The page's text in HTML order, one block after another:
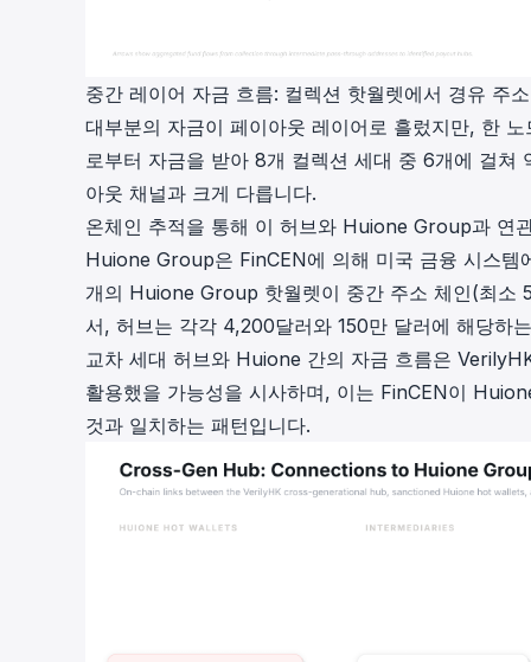
중간 레이어 자금 흐름: 컬렉션 핫월렛에서 경유 주
대부분의 자금이 페이아웃 레이어로 흘렀지만, 한
로부터 자금을 받아 8개 컬렉션 세대 중 6개에 걸
아웃 채널과 크게 다릅니다.
온체인 추적을 통해 이 허브와 Huione Group과 연
Huione Group은 FinCEN에 의해 미국 금융 시스템
개의 Huione Group 핫월렛이 중간 주소 체인(최소
서, 허브는 각각 4,200달러와 150만 달러에 해당하
교차 세대 허브와 Huione 간의 자금 흐름은
활용했을 가능성을 시사하며, 이는 FinCEN이
것과 일치하는 패턴입니다.